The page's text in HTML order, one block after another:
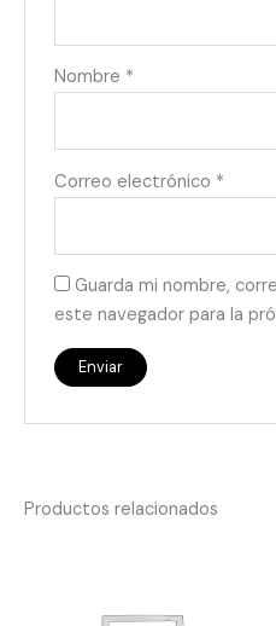
Nombre *
Correo electrónico *
Guarda mi nombre,
este navegador para la
Productos relacionados